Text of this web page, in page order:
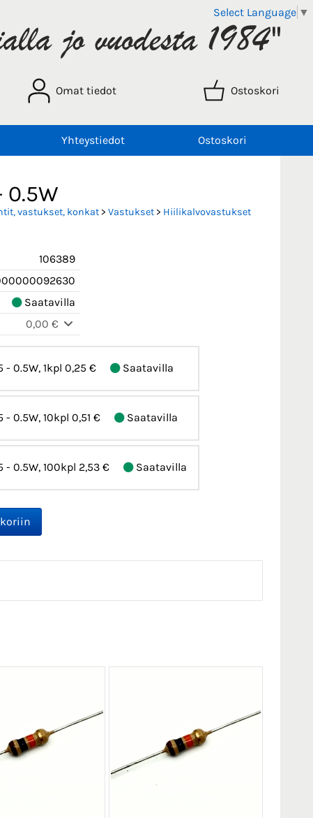
Select Language ▼
Omat tiedot Ostoskori
Yhteystiedot Ostoskori
vastukset, konkat> Vastukset> Hiilikalvovastukset
106389
Saatavilla
0,00 €
- 0.5W, 1kpl 0,25 € Saatavilla
- 0.5W, 10kpl 0,51 € Saatavilla
- 0.5W, 100kpl 2,53 € Saatavilla